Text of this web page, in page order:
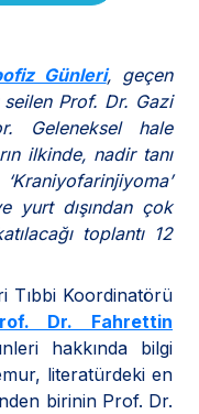
Günleri, geçen
seilen Prof. Dr. Gazi
Geleneksel hale
ilkinde, nadir tanı
yurt dışından çok
toplantı 12
Tıbbi Koordinatörü
Dr. Fahrettin
hakkında bilgi
literatürdeki en
birinin Prof. Dr.